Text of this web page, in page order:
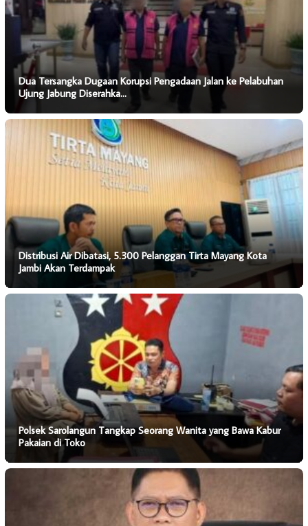
Dua Tersangka Dugaan Korupsi Pengadaan Jalan ke Pelabuhan
Ujung Jabung Diserahka…
Distribusi Air Dibatasi, 5.300 Pelanggan Tirta Mayang Kota
Jambi Akan Terdampak
Polsek Sarolangun Tangkap Seorang Wanita yang Bawa Kabur
Pakaian di Toko